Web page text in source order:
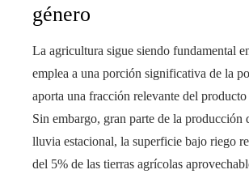
género
La agricultura sigue siendo fundamental
emplea a una porción significativa de la
aporta una fracción relevante del
Sin embargo, gran parte de la producción
lluvia estacional, la superficie bajo riego
del 5% de las tierras agrícolas